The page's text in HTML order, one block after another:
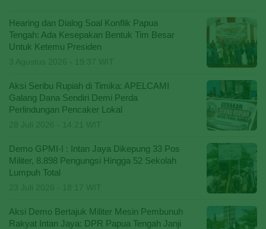
Hearing dan Dialog Soal Konflik Papua
Tengah: Ada Kesepakan Bentuk Tim Besar
Untuk Ketemu Presiden
Aksi Seribu Rupiah di Timika: APELCAMI
Galang Dana Sendiri Demi Perda
Perlindungan Pencaker Lokal
Demo GPMI-I : Intan Jaya Dikepung 33 Pos
Militer, 8.898 Pengungsi Hingga 52 Sekolah
Lumpuh Total
Aksi Demo Bertajuk Militer Mesin Pembunuh
Rakyat Intan Jaya: DPR Papua Tengah Janji